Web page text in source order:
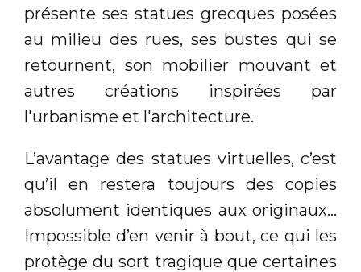
présente ses statues grecques posées
au milieu des rues, ses bustes qui se
retournent, son mobilier mouvant et
autres créations inspirées par
l'urbanisme et l'architecture.
L’avantage des statues virtuelles, c’est
qu’il en restera toujours des copies
absolument identiques aux originaux…
Impossible d’en venir à bout, ce qui les
protège du sort tragique que certaines